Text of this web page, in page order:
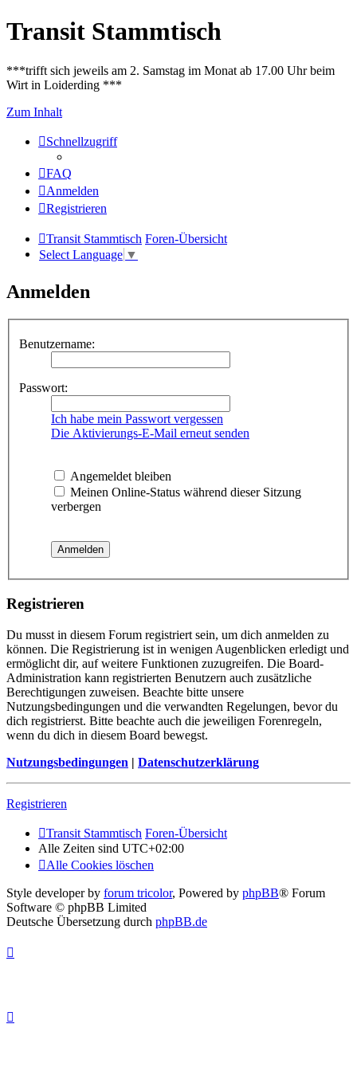
Transit Stammtisch
***trifft sich jeweils am 2. Samstag im Monat ab 17.00 Uhr beim
Wirt in Loiderding ***
Zum Inhalt
Schnellzugriff
FAQ
Anmelden
Registrieren
Transit Stammtisch Foren-Übersicht
Select Language ▼
Anmelden
Benutzername:
Passwort:
Ich habe mein Passwort vergessen
Die Aktivierungs-E-Mail erneut senden
Angemeldet bleiben
Meinen Online-Status während dieser Sitzung
verbergen
Registrieren
Du musst in diesem Forum registriert sein, um dich anmelden zu
können. Die Registrierung ist in wenigen Augenblicken erledigt und
ermöglicht dir, auf weitere Funktionen zuzugreifen. Die Board-
Administration kann registrierten Benutzern auch zusätzliche
Berechtigungen zuweisen. Beachte bitte unsere
Nutzungsbedingungen und die verwandten Regelungen, bevor du
dich registrierst. Bitte beachte auch die jeweiligen Forenregeln,
wenn du dich in diesem Board bewegst.
Nutzungsbedingungen | Datenschutzerklärung
Registrieren
Transit Stammtisch Foren-Übersicht
Alle Zeiten sind UTC+02:00
Alle Cookies löschen
Style developer by forum tricolor, Powered by phpBB® Forum
Software © phpBB Limited
Deutsche Übersetzung durch phpBB.de